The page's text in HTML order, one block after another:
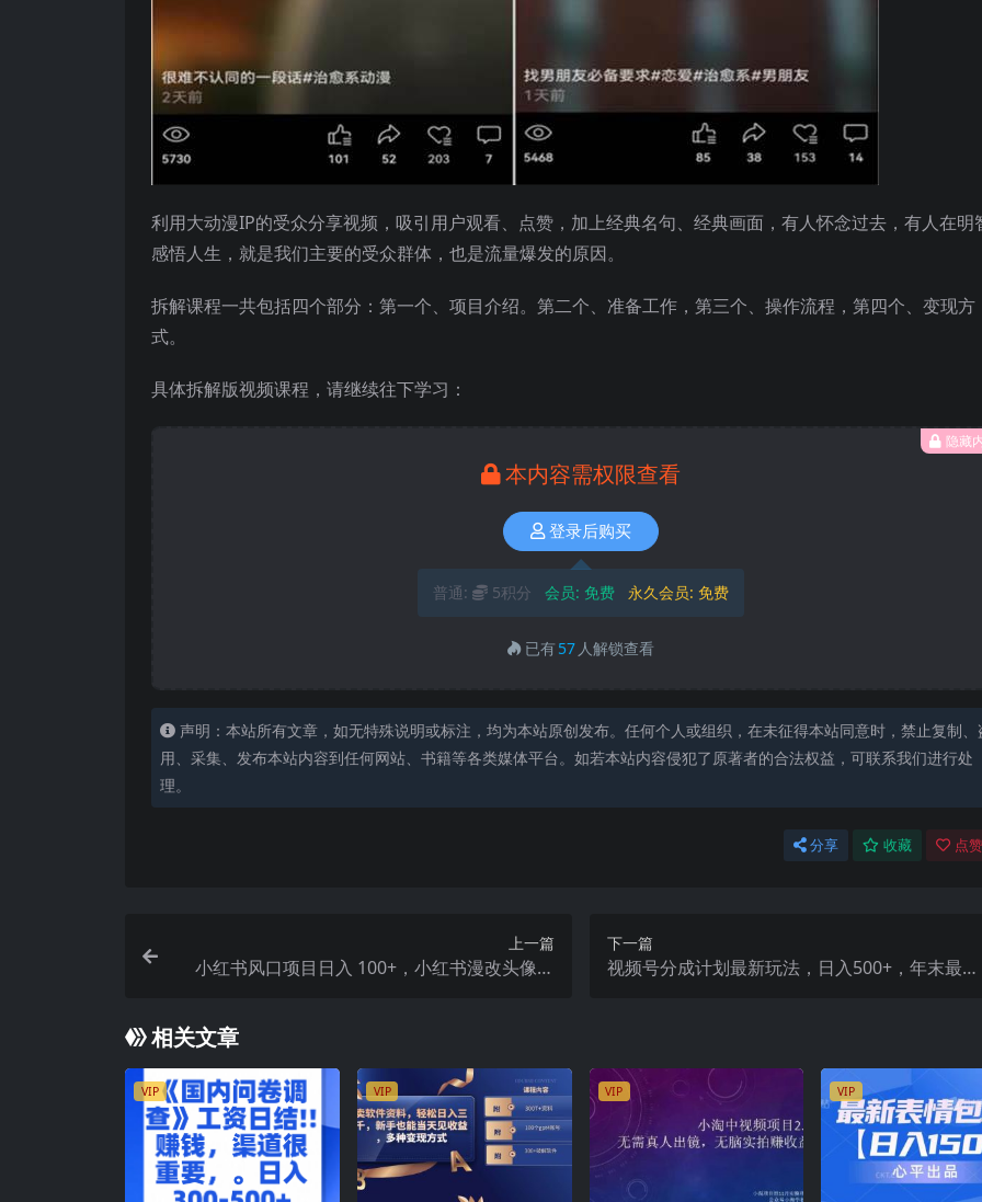
利用大动漫IP的受众分享视频，吸引用户观看、点赞，加上经典名句、经典画面，有人怀念过去，有人在明
感悟人生，就是我们主要的受众群体，也是流量爆发的原因。
拆解课程一共包括四个部分：第一个、项目介绍。第二个、准备工作，第三个、操作流程，第四个、变现方
式。
具体拆解版视频课程，请继续往下学习：
隐藏
本内容需权限查看
登录后购买
普通: 5积分 会员: 免费 永久会员: 免费
已有57 人解锁查看
声明：本站所有文章，如无特殊说明或标注，均为本站原创发布。任何个人或组织，在未征得本站同意时，禁止复制、
用、采集、发布本站内容到任何网站、书籍等各类媒体平台。如若本站内容侵犯了原著者的合法权益，可联系我们进行处
理。
分享 收藏 点
上一篇
小红书风口项目日入 100+，小红书漫改头像项
下一篇
视频号分成计划最新玩法，日入500+，年末最后
相关文章
VIP VIP VIP VIP